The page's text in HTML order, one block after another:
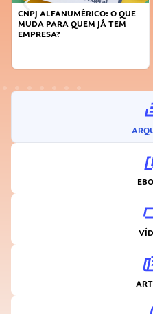
DICAS PARA OBTER CRÉDITO